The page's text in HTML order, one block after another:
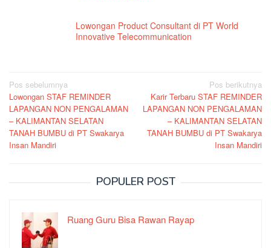
Lowongan Product Consultant di PT World
Innovative Telecommunication
Navigasi
pos
Pos sebelumnya
Lowongan STAF REMINDER
LAPANGAN NON PENGALAMAN
– KALIMANTAN SELATAN
TANAH BUMBU di PT Swakarya
Insan Mandiri
Pos berikutnya
Karir Terbaru STAF REMINDER
LAPANGAN NON PENGALAMAN
– KALIMANTAN SELATAN
TANAH BUMBU di PT Swakarya
Insan Mandiri
POPULER POST
Ruang Guru Bisa Rawan Rayap